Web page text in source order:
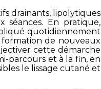
drainants, lipolytiques
En pratique,
quotidiennement
de nouveaux
cette démarche
parcours et à la fin, en
le lissage cutané et